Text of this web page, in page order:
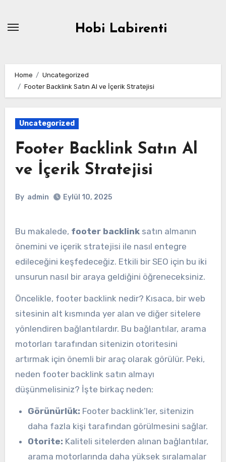
Hobi Labirenti
Home
Uncategorized
Footer Backlink Satın Al ve İçerik Stratejisi
Uncategorized
Footer Backlink Satın Al
ve İçerik Stratejisi
By admin Eylül 10, 2025
Bu makalede, footer backlinksatın almanın
önemini ve içerik stratejisi ile nasıl entegre
edileceğini keşfedeceğiz. Etkili bir SEO için bu iki
unsurun nasıl bir araya geldiğini öğreneceksiniz.
Öncelikle, footer backlink nedir? Kısaca, bir web
sitesinin alt kısmında yer alan ve diğer sitelere
yönlendiren bağlantılardır. Bu bağlantılar, arama
motorları tarafından sitenizin otoritesini
artırmak için önemli bir araç olarak görülür. Peki,
neden footer backlink satın almayı
düşünmelisiniz? İşte birkaç neden:
Görünürlük: Footer backlink’ler, sitenizin
daha fazla kişi tarafından görülmesini sağlar.
Otorite: Kaliteli sitelerden alınan bağlantılar,
arama motorlarında daha yüksek sıralamalar